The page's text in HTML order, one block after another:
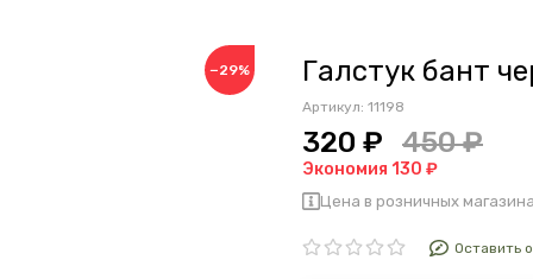
−29% Галстук бант
Артикул: 11198
320 ₽ 450 ₽
Экономия 130 ₽
Цена в розничных
Оставить